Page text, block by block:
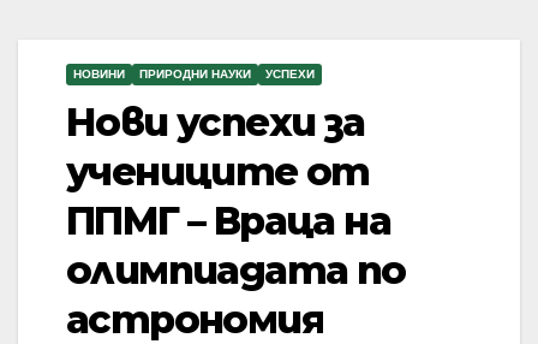
НОВИНИ ПРИРОДНИ НАУКИ УСПЕХИ
Нови успехи за
учениците от
ППМГ – Враца на
олимпиадата по
астрономия